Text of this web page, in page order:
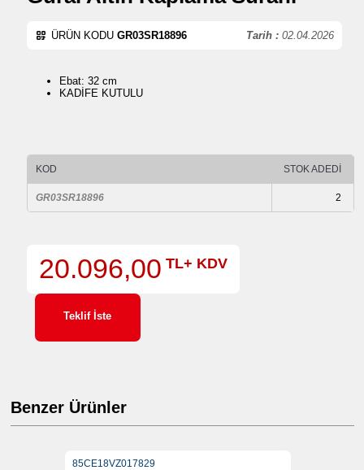
Tarih : 02.04.2026
ÜRÜN KODU GR03SR18896
Ebat: 32 cm
KADİFE KUTULU
KOD STOK ADEDİ
GR03SR18896 2
20.096,00 TL+ KDV
Teklif İste
Benzer Ürünler
85CE18VZ017829